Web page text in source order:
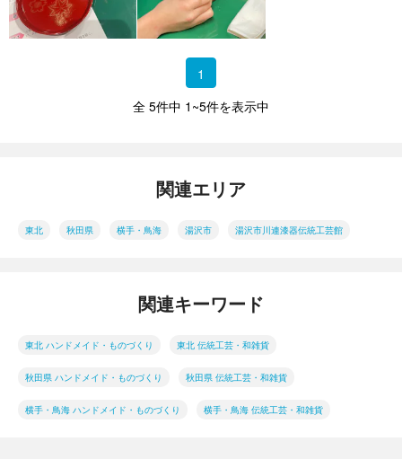
1
全 5件中 1~5件を表示中
関連エリア
東北 秋田県 横手・鳥海 湯沢市 湯沢市川連漆器伝統工芸館
関連キーワード
東北 ハンドメイド・ものづくり 東北 伝統工芸・和雑貨
秋田県 ハンドメイド・ものづくり 秋田県 伝統工芸・和雑貨
横手・鳥海 ハンドメイド・ものづくり 横手・鳥海 伝統工芸・和雑貨